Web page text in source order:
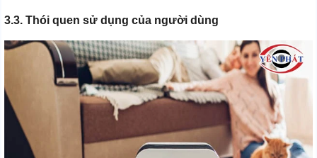
3.3. Thói quen sử dụng của người dùng